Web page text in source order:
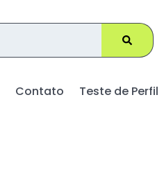
Contato Teste de Perfil